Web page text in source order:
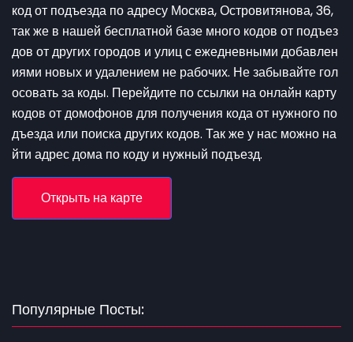
код от подъезда по адресу Москва, Островитянова, 36,
так же в нашей бесплатной базе много кодов от подъез
дов от других городов и улиц с ежедневными добавлен
иями новых и удалением не рабочих. Не забывайте гол
осовать за коды. Перейдите по ссылки на онлайн карту
кодов от домофонов для получения кода от нужного по
дъезда или поиска других кодов. Так же у нас можно на
йти адрес дома по коду и нужный подъезд.
Открыть на карте
Популярные Посты: